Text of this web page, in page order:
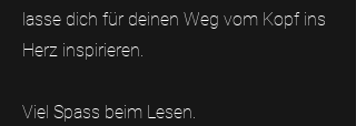
lasse dich für deinen Weg vom Kopf ins
Herz inspirieren.
Viel Spass beim Lesen.